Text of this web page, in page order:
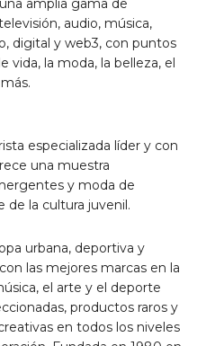
amplia gama de
audio, música,
digital y web3, con puntos
vida, la moda, la belleza, el
especializada líder y con
una muestra
y moda de
de la cultura juvenil.
urbana, deportiva y
las mejores marcas en la
el arte y el deporte
productos raros y
en todos los niveles